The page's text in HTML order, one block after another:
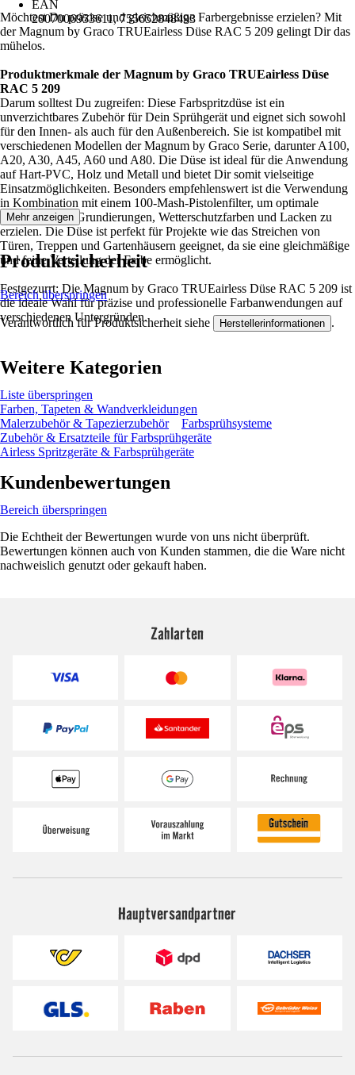
EAN
2007006953611, 755652848493
Möchtest Du präzise und gleichmäßige Farbergebnisse erzielen? Mit
der Magnum by Graco TRUEairless Düse RAC 5 209 gelingt Dir das
mühelos.
Produktmerkmale der Magnum by Graco TRUEairless Düse
RAC 5 209
Darum solltest Du zugreifen: Diese Farbspritzdüse ist ein
unverzichtbares Zubehör für Dein Sprühgerät und eignet sich sowohl
für den Innen- als auch für den Außenbereich. Sie ist kompatibel mit
verschiedenen Modellen der Magnum by Graco Serie, darunter A100,
A20, A30, A45, A60 und A80. Die Düse ist ideal für die Anwendung
auf Hart-PVC, Holz und Metall und bietet Dir somit vielseitige
Einsatzmöglichkeiten. Besonders empfehlenswert ist die Verwendung
in Kombination mit einem 100-Mash-Pistolenfilter, um optimale
Ergebnisse bei Grundierungen, Wetterschutzfarben und Lacken zu
erzielen. Die Düse ist perfekt für Projekte wie das Streichen von
Türen, Treppen und Gartenhäusern geeignet, da sie eine gleichmäßige
und feine Verteilung der Farbe ermöglicht.
Festgezurrt: Die Magnum by Graco TRUEairless Düse RAC 5 209 ist
die ideale Wahl für präzise und professionelle Farbanwendungen auf
verschiedenen Untergründen.
Mehr anzeigen
Produktsicherheit
Bereich überspringen
Verantwortlich für Produktsicherheit siehe Herstellerinformationen .
Weitere Kategorien
Liste überspringen
Farben, Tapeten & Wandverkleidungen
Malerzubehör & Tapezierzubehör
Farbsprühsysteme
Zubehör & Ersatzteile für Farbsprühgeräte
Airless Spritzgeräte & Farbsprühgeräte
Kundenbewertungen
Bereich überspringen
Die Echtheit der Bewertungen wurde von uns nicht überprüft.
Bewertungen können auch von Kunden stammen, die die Ware nicht
nachweislich genutzt oder gekauft haben.
Zahlarten
Hauptversandpartner